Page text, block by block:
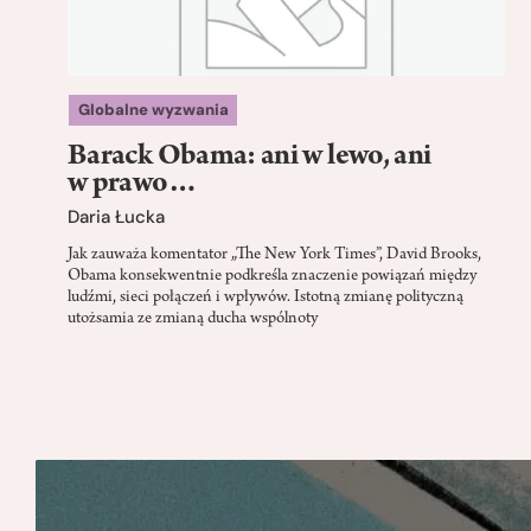
Globalne wyzwania
Barack Obama: ani w lewo, ani
w prawo…
Daria Łucka
Jak zauważa komentator „The New York Times”, David Brooks,
Obama konsekwentnie podkreśla znaczenie powiązań między
ludźmi, sieci połączeń i wpływów. Istotną zmianę polityczną
utożsamia ze zmianą ducha wspólnoty